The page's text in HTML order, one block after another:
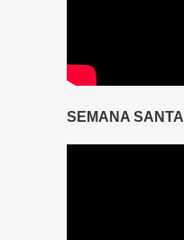
SEMANA SANTA